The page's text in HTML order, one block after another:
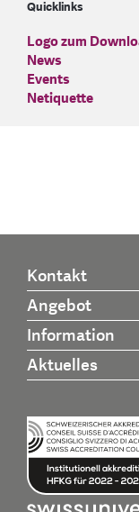
Quicklinks
Logo zum
News
Events
Netiquette
Kontakt
Angebot
Information
Aktuelles